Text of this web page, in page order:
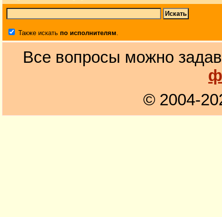
Также искать по исполнителям.
Все вопросы можно
© 2004-